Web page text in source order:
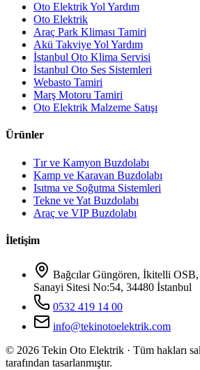
Oto Elektrik Yol Yardım
Oto Elektrik
Araç Park Kliması Tamiri
Akü Takviye Yol Yardım
İstanbul Oto Klima Servisi
İstanbul Oto Ses Sistemleri
Webasto Tamiri
Marş Motoru Tamiri
Oto Elektrik Malzeme Satışı
Ürünler
Tır ve Kamyon Buzdolabı
Kamp ve Karavan Buzdolabı
Isıtma ve Soğutma Sistemleri
Tekne ve Yat Buzdolabı
Araç ve VIP Buzdolabı
İletişim
Bağcılar Güngören, İkitelli
Sanayi Sitesi No:54, 34480 İstanbul
0532 419 14 00
info@tekinotoelektrik.com
© 2026 Tekin Oto Elektrik · Tüm hakları
tarafından tasarlanmıştır.